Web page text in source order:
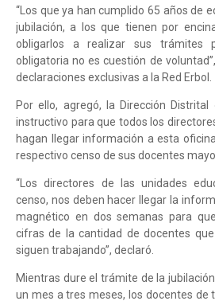
“Los que ya han cumplido 65 años de
jubilación, a los que tienen por
obligarlos a realizar sus trámites
obligatoria no es cuestión de
declaraciones exclusivas a la Red Erbol.
Por ello, agregó, la Dirección
instructivo para que todos los
hagan llegar información a esta
respectivo censo de sus docentes
“Los directores de las unidades
censo, nos deben hacer llegar la
magnético en dos semanas para
cifras de la cantidad de docentes
siguen trabajando”, declaró.
Mientras dure el trámite de la
un mes a tres meses, los docentes de